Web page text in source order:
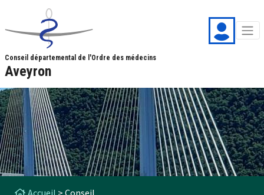
Aller au contenu principal
Conseil départemental de l'Ordre des médecins
Aveyron
Accueil Conseil
Panneau de gestion des cookies